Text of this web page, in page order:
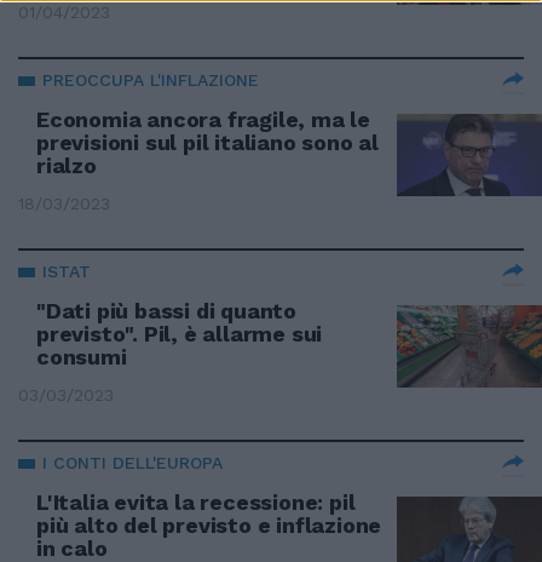
01/04/2023
PREOCCUPA L'INFLAZIONE
Economia ancora fragile, ma le
previsioni sul pil italiano sono al
rialzo
18/03/2023
ISTAT
"Dati più bassi di quanto
previsto". Pil, è allarme sui
consumi
03/03/2023
I CONTI DELL'EUROPA
L'Italia evita la recessione: pil
più alto del previsto e inflazione
in calo